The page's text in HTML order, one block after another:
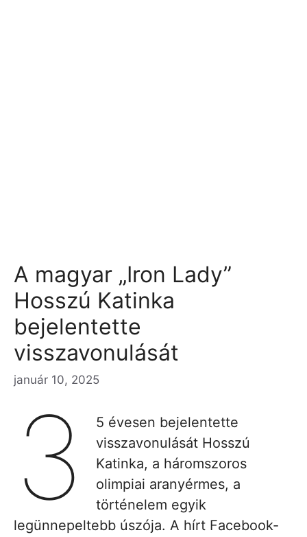
A magyar „Iron Lady”
Hosszú Katinka
bejelentette
visszavonulását
január 10, 2025
3
5 évesen bejelentette
visszavonulását Hosszú
Katinka, a háromszoros
olimpiai aranyérmes, a
történelem egyik
legünnepeltebb úszója. A hírt Facebook-